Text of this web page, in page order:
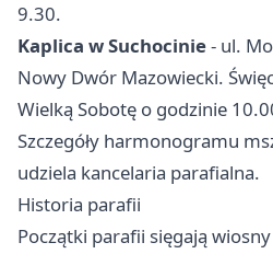
9.30.
Kaplica w Suchocinie- ul.
Nowy Dwór Mazowiecki.
Wielką Sobotę o godzinie
Szczegóły harmonogramu
udziela kancelaria parafialna.
Historia parafii
Początki parafii sięgają